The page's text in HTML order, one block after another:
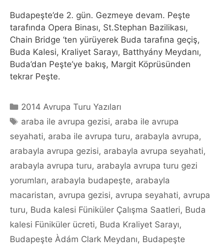
Budapeşte’de 2. gün. Gezmeye devam. Peşte
tarafında Opera Binası, St.Stephan Bazilikası,
Chain Bridge ‘ten yürüyerek Buda tarafına geçiş,
Buda Kalesi, Kraliyet Sarayı, Batthyány Meydanı,
Buda’dan Peşte’ye bakış, Margit Köprüsünden
tekrar Peşte.
Categories
2014 Avrupa Turu Yazıları
Tags
araba ile avrupa gezisi, araba ile avrupa
seyahati, araba ile avrupa turu, arabayla avrupa,
arabayla avrupa gezisi, arabayla avrupa seyahati,
arabayla avrupa turu, arabayla avrupa turu gezi
yorumları, arabayla budapeşte, arabayla
macaristan, avrupa gezisi, avrupa seyahati, avrupa
turu, Buda kalesi Füniküler Çalışma Saatleri, Buda
kalesi Füniküler ücreti, Buda Kraliyet Sarayı,
Budapeşte Àdám Clark Meydanı, Budapeşte